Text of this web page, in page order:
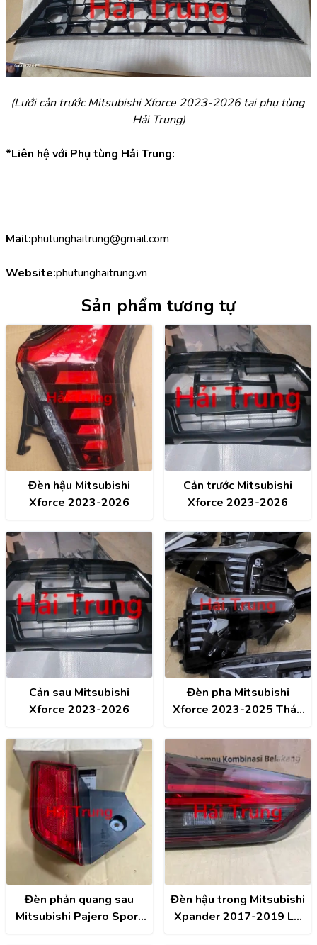
(Lưới cản trước Mitsubishi Xforce 2023-2026 tại phụ tùng
Hải Trung)
*Liên hệ với Phụ tùng Hải Trung:
Mail:phutunghaitrung@gmail.com
Website:phutunghaitrung.vn
Sản phẩm tương tự
Đèn hậu Mitsubishi
Xforce 2023-2026
Cản trước Mitsubishi
Xforce 2023-2026
Cản sau Mitsubishi
Xforce 2023-2026
Đèn pha Mitsubishi
Xforce 2023-2025 Tháo
Đèn phản quang sau
Mitsubishi Pajero Sport
Đèn hậu trong Mitsubishi
Xpander 2017-2019 LH